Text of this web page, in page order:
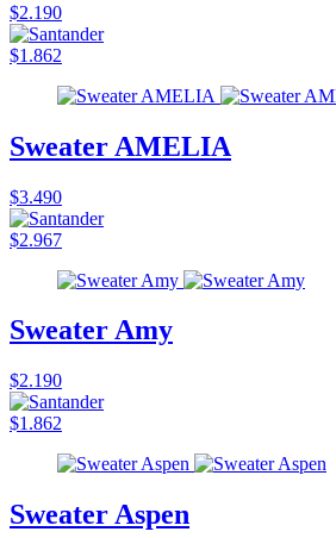
$2.190
$1.862
Sweater AMELIA
$3.490
$2.967
Sweater Amy
$2.190
$1.862
Sweater Aspen